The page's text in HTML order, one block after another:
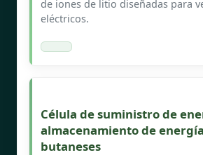
de iones de litio diseñadas para
eléctricos.
Célula de suministro de
almacenamiento de
butaneses